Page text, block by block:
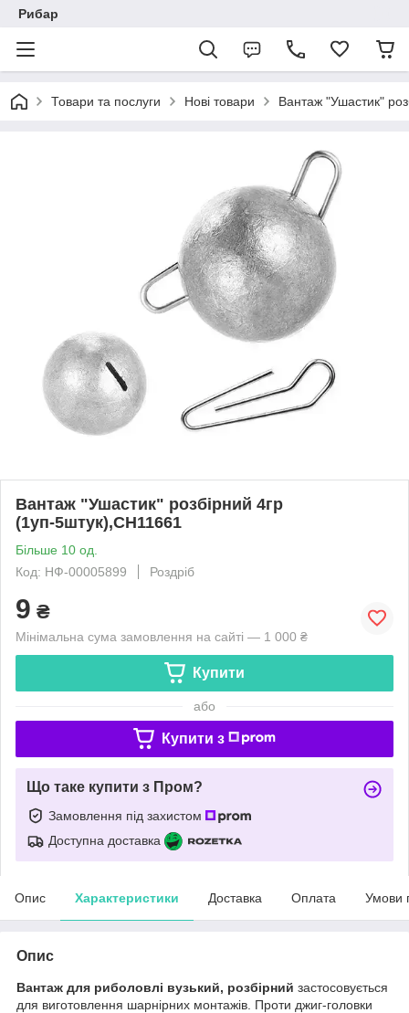
Рибар
Товари та послуги Нові товари Вантаж "Ушастик"
Вантаж "Ушастик" розбірний 4гр
(1уп-5штук),CH11661
Більше 10 од.
Код: НФ-00005899
Роздріб
9 ₴
Мінімальна сума замовлення на сайті — 1 000 ₴
Купити
або
Купити з
Що таке купити з Пром?
Замовлення під захистом
Доступна доставка
Опис Характеристики Доставка Оплата Умови
Опис
Вантаж для риболовлі вузький, розбірний застосовується
для виготовлення шарнірних монтажів. Проти джиг-головки